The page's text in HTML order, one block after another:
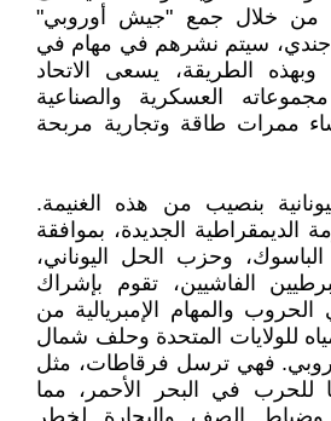
من خلال جمع "جيش أوروبي"
يصل قوامه إلى 5000 جندي، سيتم نشرهم في مهام في
الطريقة، يسعى الاتحاد
العسكرية والصناعية
ممرات طاقة وتجارية مربحة
بنصيب من هذه الغنيمة.
الديمقراطية الجديدة، بموافقة
وحزب الحل اليوناني،
الفاشيين، تقوم بإشراك
والمهام الإمبريالية من
للولايات المتحدة وحلف شمال
فهي ترسل فرقاطات، مثل
للحرب في البحر الأحمر، مما